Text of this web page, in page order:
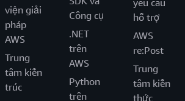
viện giải
pháp
AWS
Trung
tâm kiến
trúc
Công cụ
.NET
trên
AWS
Python
trên
yêu cầu
hỗ trợ
AWS
re:Post
Trung
tâm kiến
thức